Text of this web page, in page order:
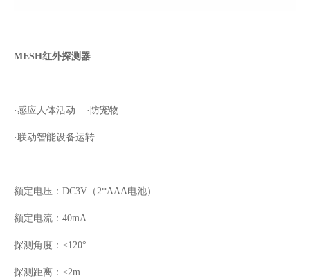
MESH红外探测器
·感应人体活动 ·防宠物
·联动智能设备运转
额定电压： DC3V （ 2*AAA电池）
额定电流： 40mA
探测角度：≤120°
探测距离：≤2m